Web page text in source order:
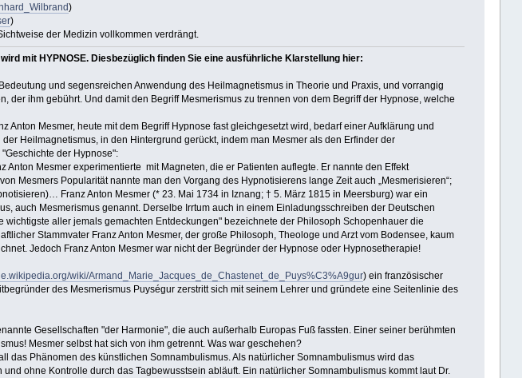
)
)
der Medizin vollkommen verdrängt.
mit HYPNOSE. Diesbezüglich finden Sie eine ausführliche Klarstellung hier:
und segensreichen Anwendung des Heilmagnetismus in Theorie und Praxis, und vorrangig
der ihm gebührt. Und damit den Begriff Mesmerismus zu trennen von dem Begriff der Hypnose, welche
Anton Mesmer, heute mit dem Begriff Hypnose fast gleichgesetzt wird, bedarf einer Aufklärung und
Heilmagnetismus, in den Hintergrund gerückt, indem man Mesmer als den Erfinder der
der Hypnose":
Mesmer experimentierte mit Magneten, die er Patienten auflegte. Er nannte den Effekt
Mesmers Popularität nannte man den Vorgang des Hypnotisierens lange Zeit auch „Mesmerisieren“;
Franz Anton Mesmer (* 23. Mai 1734 in Iznang; † 5. März 1815 in Meersburg) war ein
auch Mesmerismus genannt. Derselbe Irrtum auch in einem Einladungsschreiben der Deutschen
aller jemals gemachten Entdeckungen" bezeichnete der Philosoph Schopenhauer die
Stammvater Franz Anton Mesmer, der große Philosoph, Theologe und Arzt vom Bodensee, kaum
Jedoch Franz Anton Mesmer war nicht der Begründer der Hypnose oder Hypnosetherapie!
wiki/Armand_Marie_Jacques_de_Chastenet_de_Puys%C3%A9gur) ein französischer
des Mesmerismus Puységur zerstritt sich mit seinem Lehrer und gründete eine Seitenlinie des
Gesellschaften "der Harmonie", die auch außerhalb Europas Fuß fassten. Einer seiner berühmten
Mesmer selbst hat sich von ihm getrennt. Was war geschehen?
das Phänomen des künstlichen Somnambulismus. Als natürlicher Somnambulismus wird das
ohne Kontrolle durch das Tagbewusstsein abläuft. Ein natürlicher Somnambulismus kommt laut Dr.